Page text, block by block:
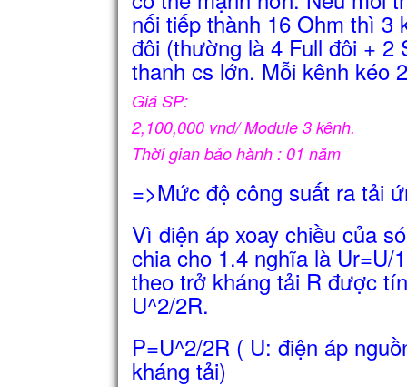
nối tiếp thành 16 Ohm thì 3
đôi (thường là 4 Full đôi + 2
thanh cs lớn. Mỗi kênh kéo
Giá SP:
2,100,000 vnd/ Module 3 kênh.
Thời gian bảo hành : 01 năm
=>Mức độ công suất ra tải
Vì điện áp xoay chiều của
chia cho 1.4 nghĩa là Ur=U/
theo trở kháng tải R được
U^2/2R.
P=U^2/2R ( U: điện áp
kháng tải)